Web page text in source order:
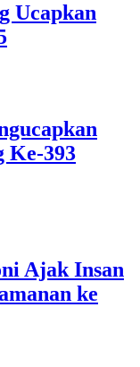
Ucapkan
Ke-393
Ajak Insan
ke